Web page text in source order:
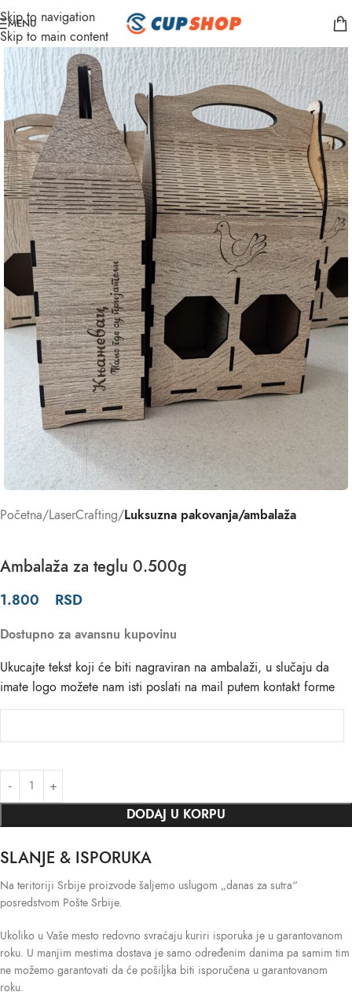
Skip to navigation
Skip to main content
MENU
Početna LaserCrafting Luksuzna pakovanja/ambalaža
Ambalaža za teglu 0.500g
1.800 RSD
Dostupno za avansnu kupovinu
Ukucajte tekst koji će biti nagraviran na ambalaži, u slučaju da
imate logo možete nam isti poslati na mail putem kontakt forme
DODAJ U KORPU
SLANJE & ISPORUKA
Na teritoriji Srbije proizvode šaljemo uslugom „danas za sutra“
posredstvom Pošte Srbije.
Ukoliko u Vaše mesto redovno svraćaju kuriri isporuka je u garantovanom
roku. U manjim mestima dostava je samo određenim danima pa samim tim
ne možemo garantovati da će pošiljka biti isporučena u garantovanom
roku.